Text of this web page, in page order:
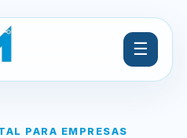
☰
PARA EMPRESAS